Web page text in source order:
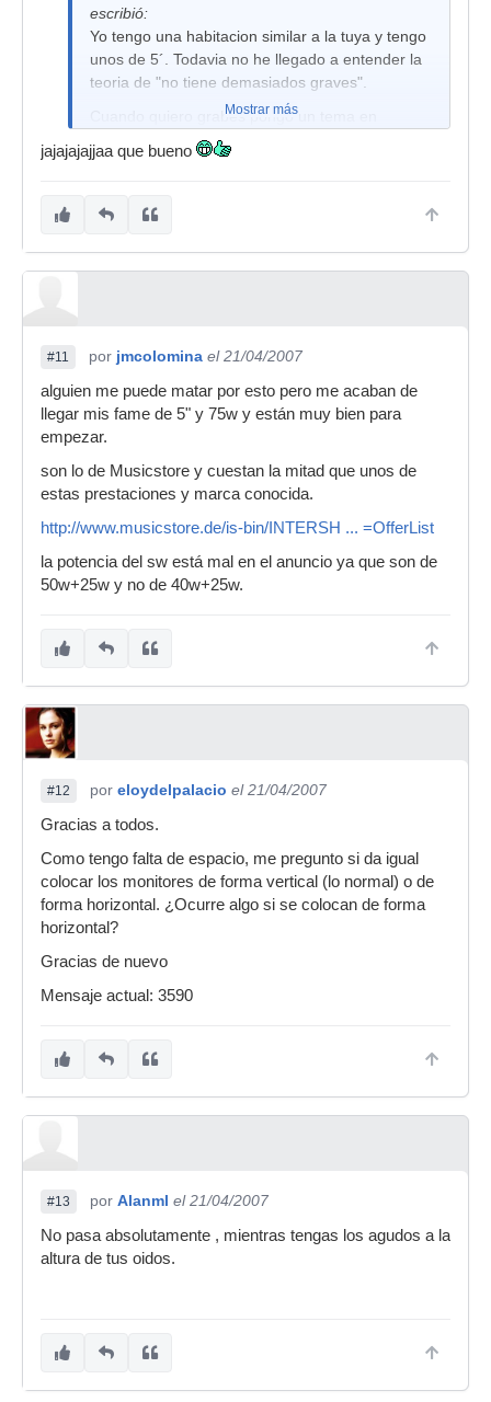
escribió:
Yo tengo una habitacion similar a la tuya y tengo
unos de 5´. Todavia no he llegado a entender la
teoria de "no tiene demasiados graves".
Cuando quiero grabes pongo un tema en
reproductor panasonic, activo Bass, luego,
ultrabass, luego max bass, luego bass boosst,
Boooomb-boooomb-boooom-boooom
Mostrar más
jajajajajjaa que bueno
#11 por jmcolomina el 21/04/2007
alguien me puede matar por esto pero me acaban de
llegar mis fame de 5" y 75w y están muy bien para
empezar.
son lo de Musicstore y cuestan la mitad que unos de
estas prestaciones y marca conocida.
http://www.musicstore.de/is-bin/INTERSH ... =OfferList
la potencia del sw está mal en el anuncio ya que son de
50w+25w y no de 40w+25w.
#12 por eloydelpalacio el 21/04/2007
Gracias a todos.
Como tengo falta de espacio, me pregunto si da igual
colocar los monitores de forma vertical (lo normal) o de
forma horizontal. ¿Ocurre algo si se colocan de forma
horizontal?
Gracias de nuevo
Mensaje actual: 3590
#13 por Alanml el 21/04/2007
No pasa absolutamente , mientras tengas los agudos a la
altura de tus oidos.